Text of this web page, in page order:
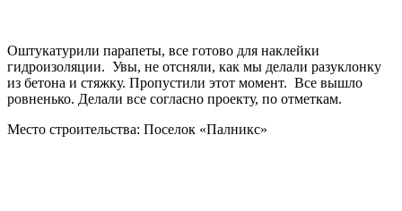
Оштукатурили парапеты, все готово для наклейки
гидроизоляции. Увы, не отсняли, как мы делали разуклонку
из бетона и стяжку. Пропустили этот момент. Все вышло
ровненько. Делали все согласно проекту, по отметкам.
Место строительства: Поселок «Палникс»